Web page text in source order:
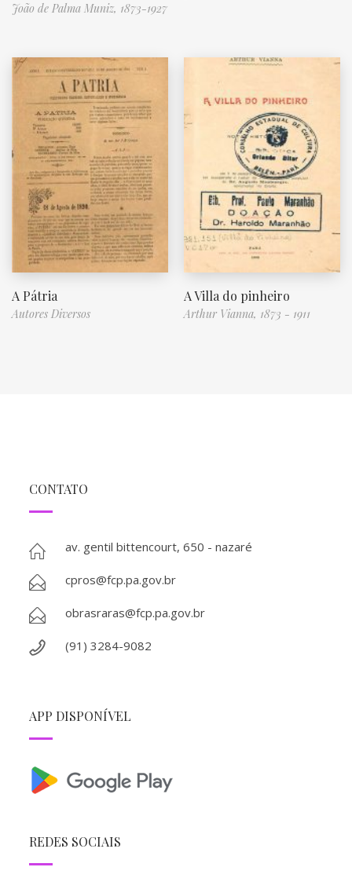
João de Palma Muniz, 1873-1927
A Pátria
Autores Diversos
A Villa do pinheiro
Arthur Vianna, 1873 - 1911
CONTATO
av. gentil bittencourt, 650 - nazaré
cpros@fcp.pa.gov.br
obrasraras@fcp.pa.gov.br
(91) 3284-9082
APP DISPONÍVEL
REDES SOCIAIS